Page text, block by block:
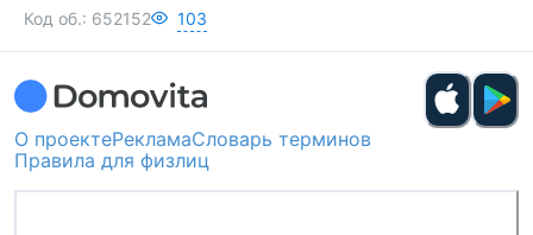
Код об.: 652152 103
О проектеРекламаСловарь терминов
Правила для физлиц